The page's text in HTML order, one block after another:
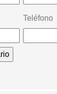
Teléfono